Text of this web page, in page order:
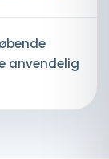
anvendelig